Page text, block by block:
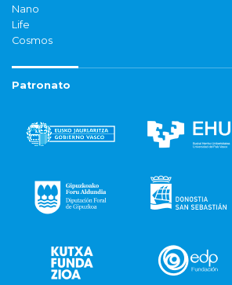
Nano
Life
Cosmos
Patronato